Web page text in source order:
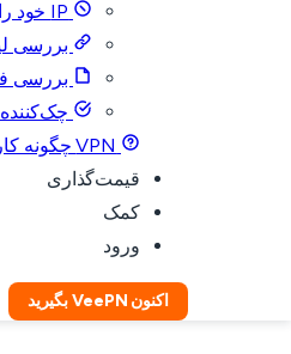
IP خود را پنهان کنید
بررسی
بررسی
VPN چگونه کار می‌کند؟
قیمت‌گذاری
کمک
ورود
اکنون VeePN بگیرید